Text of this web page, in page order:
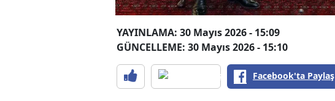
YAYINLAMA: 30 Mayıs 2026 - 15:09
GÜNCELLEME: 30 Mayıs 2026 - 15:10
Facebook'ta Paylaş